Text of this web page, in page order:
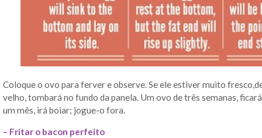
Coloque o ovo para ferver e observe. Se ele estiver muito
velho, tombará no fundo da panela. Um ovo de três semanas,
um mês, irá boiar; jogue-o fora.
– Fritar o bacon perfeito